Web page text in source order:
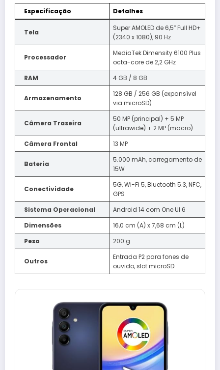
Especificação Detalhes
Tela
Super AMOLED de 6,5″ Full HD+
(2340 x 1080), 90 Hz
Processador
MediaTek Dimensity 6100 Plus
octa-core de 2,2 GHz
RAM
4 GB / 8 GB
Armazenamento
128 GB / 256 GB (expansível
via microSD)
Câmera Traseira
50 MP (principal) + 5 MP
(ultrawide) + 2 MP (macro)
Câmera Frontal
13 MP
Bateria
5.000 mAh, carregamento de
15W
Conectividade
5G, Wi-Fi 5, Bluetooth 5.3, NFC,
GPS
Sistema Operacional
Android 14 com One UI 6
Dimensões
16,0 cm (A) x 7,68 cm (L)
Peso
200 g
Outros
Entrada P2 para fones de
ouvido, slot microSD